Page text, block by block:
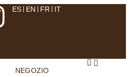
ES EN FR IT
NEGOZIO